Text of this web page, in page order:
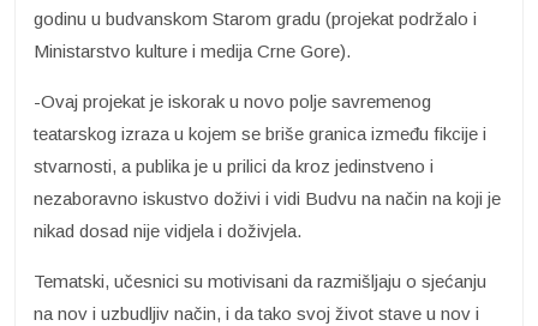
godinu u budvanskom Starom gradu (projekat podržalo i
Ministarstvo kulture i medija Crne Gore).
-Ovaj projekat je iskorak u novo polje savremenog
teatarskog izraza u kojem se briše granica između fikcije i
stvarnosti, a publika je u prilici da kroz jedinstveno i
nezaboravno iskustvo doživi i vidi Budvu na način na koji je
nikad dosad nije vidjela i doživjela.
Tematski, učesnici su motivisani da razmišljaju o sjećanju
na nov i uzbudljiv način, i da tako svoj život stave u nov i